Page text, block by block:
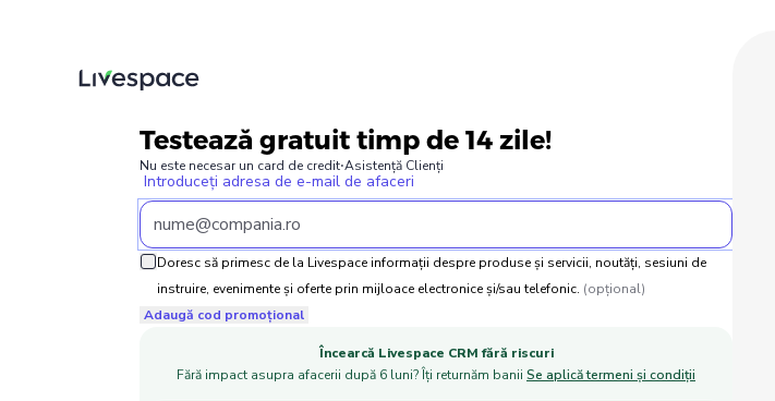
Testează gratuit timp de 14 zile!
Nu este necesar un card de credit⋅Asistență Clienți
Introduceți adresa de e-mail de afaceri
Doresc să primesc de la Livespace informații despre produse și servicii, noutăți, sesiuni de
instruire, evenimente și oferte prin mijloace electronice și/sau telefonic. (opțional)
Adaugă cod promoțional
Încearcă Livespace CRM fără riscuri
Fără impact asupra afacerii după 6 luni? Îți returnăm banii Se aplică termeni și condiții